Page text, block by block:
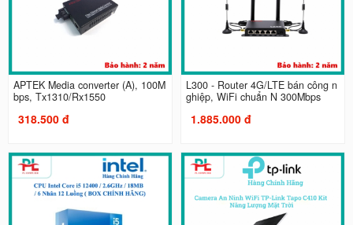
APTEK Media converter (A), 100M
bps, Tx1310/Rx1550
318.500 đ
L300 - Router 4G/LTE bán công n
ghiệp, WiFi chuẩn N 300Mbps
1.885.000 đ